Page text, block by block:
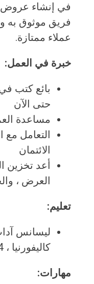
في إنشاء عروض
فريق موثوق به
عملاء ممتازة.
خبرة في العمل:
حتى الآن
مساعدة
التعامل مع
الائتمان
أعد تخزين
العرض ،
تعليم:
ليسانس
كاليفورنيا ، 2014
مهارات: